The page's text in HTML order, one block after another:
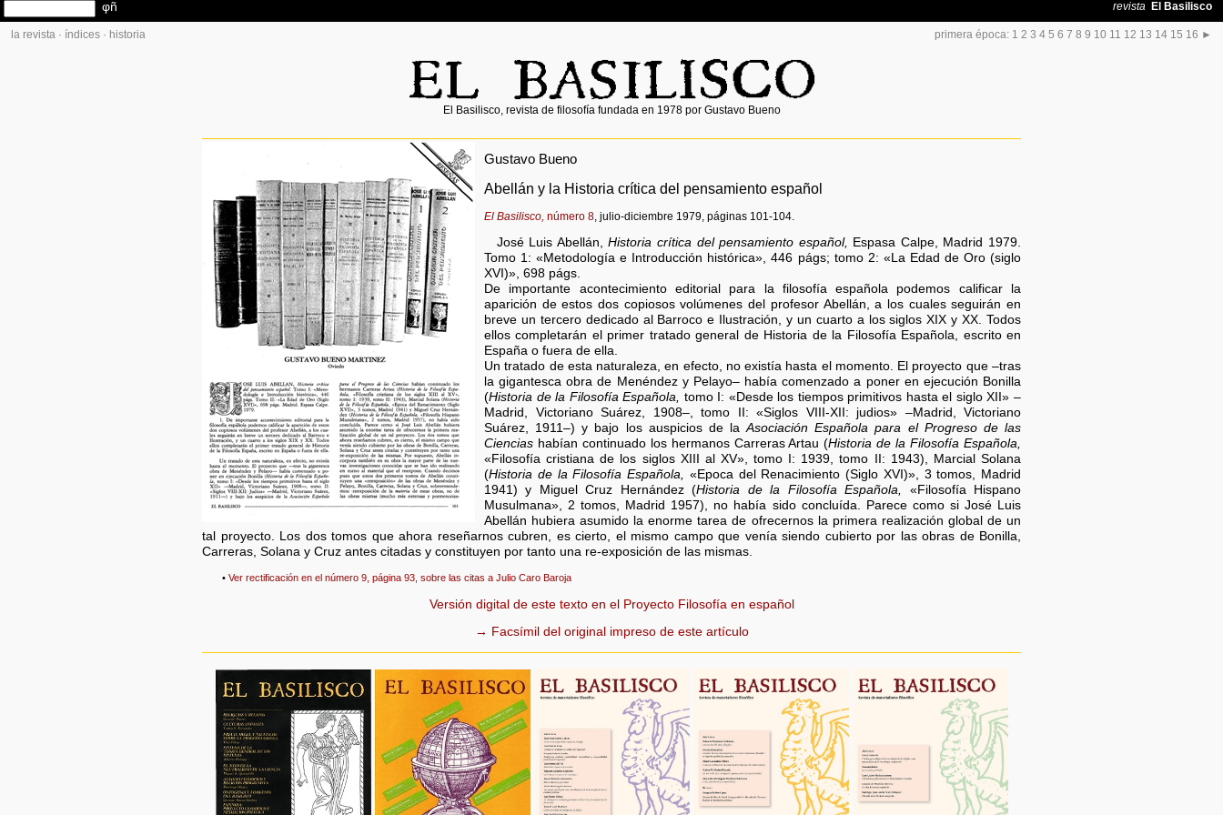
la revista · índices · historia primera época: 1 2 3 4 5 6 7 8 9 10 11 12 13 14 15 16 ►
El Basilisco, revista de filosofía fundada en 1978 por Gustavo Bueno
Gustavo Bueno
Abellán y la Historia crítica del pensamiento español
El Basilisco, número 8, julio-diciembre 1979, páginas 101-104.
José Luis Abellán,Historia crítica del pensamiento español, Espasa Calpe, Madrid 1979.
Tomo 1: «Metodología e Introducción histórica», 446 págs; tomo 2: «La Edad de Oro (siglo
XVI)», 698 págs.
De importante acontecimiento editorial para la filosofía española podemos calificar la
aparición de estos dos copiosos volúmenes del profesor Abellán, a los cuales seguirán en
breve un tercero dedicado al Barroco e Ilustración, y un cuarto a los siglos XIX y XX. Todos
ellos completarán el primer tratado general de Historia de la Filosofía Española, escrito en
España o fuera de ella.
Un tratado de esta naturaleza, en efecto, no existía hasta el momento. El proyecto que –tras
la gigantesca obra de Menéndez y Pelayo– había comenzado a poner en ejecución Bonilla
(Historia de la Filosofía Española, tomo I: «Desde los tiempos primitivos hasta el siglo XII» –
Madrid, Victoriano Suárez, 1908–, tomo II: «Siglos VIII-XII: judios» –Madrid, Victoriano
Suárez, 1911–) y bajo los auspicios de laAsociación Española para el Progreso de las
Ciencias habían continuado los hermanos Carreras Artau (Historia de la Filosofía Española,
«Filosofía cristiana de los siglos XIII al XV», tomo I: 1939, tomo II: 1943), Marcial Solana
(Historia de la Filosofía Española, «Epoca del Renacimiento (Siglo XVI)», 3 tomos, Madrid
1941) y Miguel Cruz Hernández (Historia de la Filosofía Española, «Filosofía Hispano
Musulmana», 2 tomos, Madrid 1957), no había sido concluída. Parece como si José Luis
Abellán hubiera asumido la enorme tarea de ofrecernos la primera realización global de un
tal proyecto. Los dos tomos que ahora reseñarnos cubren, es cierto, el mismo campo que venía siendo cubierto por las obras de Bonilla,
Carreras, Solana y Cruz antes citadas y constituyen por tanto una re-exposición de las mismas.
• Ver rectificación en el número 9, página 93, sobre las citas a Julio Caro Baroja
Versión digital de este texto en el Proyecto Filosofía en español
→ Facsímil del original impreso de este artículo